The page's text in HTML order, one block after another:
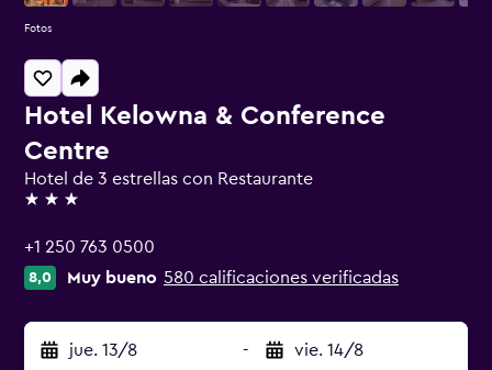
Hotel Kelowna & Conference
Centre
Hotel de 3 estrellas con Restaurante
3 estrellas
+1 250 763 0500
8,0 Muy bueno 580 calificaciones verificadas
jue. 13/8 - vie. 14/8
Fotos